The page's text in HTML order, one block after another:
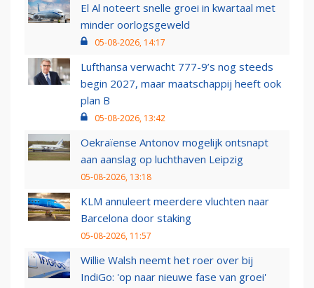
El Al noteert snelle groei in kwartaal met
minder oorlogsgeweld
05-08-2026, 14:17
Lufthansa verwacht 777-9’s nog steeds
begin 2027, maar maatschappij heeft ook
plan B
05-08-2026, 13:42
Oekraïense Antonov mogelijk ontsnapt
aan aanslag op luchthaven Leipzig
05-08-2026, 13:18
KLM annuleert meerdere vluchten naar
Barcelona door staking
05-08-2026, 11:57
Willie Walsh neemt het roer over bij
IndiGo: 'op naar nieuwe fase van groei'